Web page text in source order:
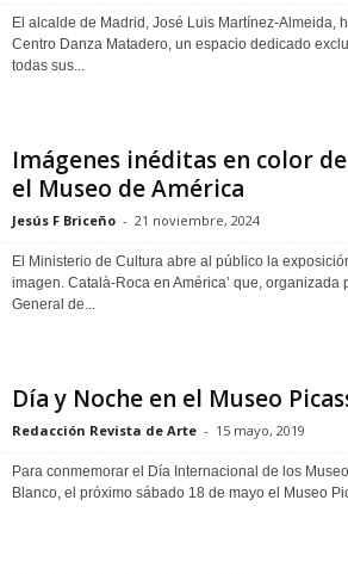
VIDEOJUEGOS
El alcalde de Madrid, José Luis Martínez-Almeida,
Centro Danza Matadero, un espacio dedicado
todas sus...
Imágenes inéditas en color
el Museo de América
Jesús F Briceño - 21 noviembre, 2024
El Ministerio de Cultura abre al público la
imagen. Català-Roca en América’ que, organizada
General de...
Día y Noche en el Museo
Redacción Revista de Arte - 15 mayo, 2019
Para conmemorar el Día Internacional de los
Blanco, el próximo sábado 18 de mayo el Museo